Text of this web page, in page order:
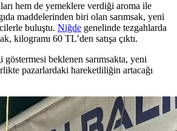
hem de yemeklere verdiği aroma ile
maddelerinden biri olan sarımsak, yeni
buluştu. Niğde genelinde tezgahlarda
kilogramı 60 TL’den satışa çıktı.
göstermesi beklenen sarımsakta, yeni
pazarlardaki hareketliliğin artacağı